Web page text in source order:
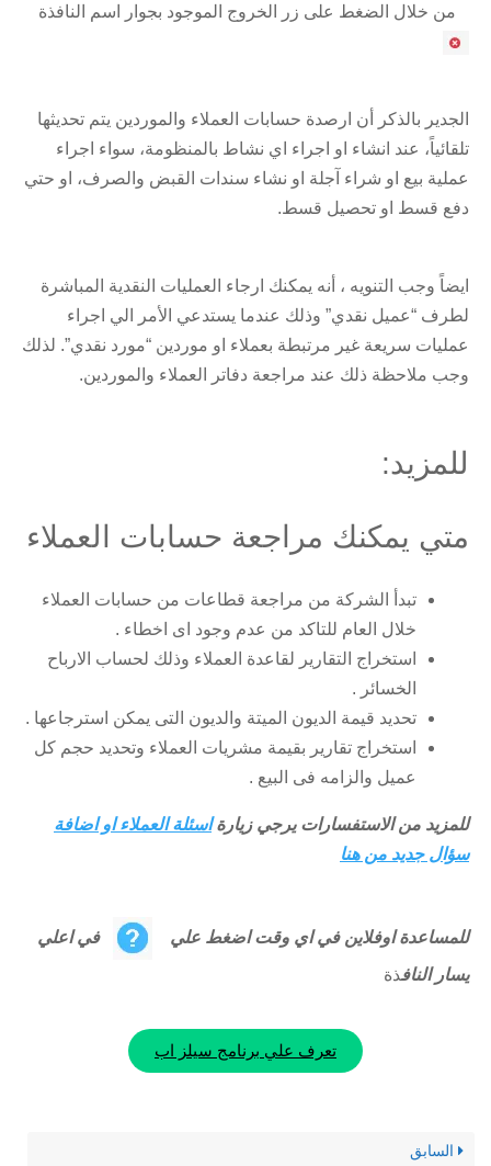
من خلال الضغط على زر الخروج الموجود بجوار اسم النافذة
الجدير بالذكر أن ارصدة حسابات العملاء والموردين يتم تحديثها
تلقائياً، عند انشاء او اجراء اي نشاط بالمنظومة، سواء اجراء
عملية بيع او شراء آجلة او نشاء سندات القبض والصرف، او حتي
دفع قسط او تحصيل قسط.
ايضاً وجب التنويه ، أنه يمكنك ارجاء العمليات النقدية المباشرة
لطرف “عميل نقدي” وذلك عندما يستدعي الأمر الي اجراء
عمليات سريعة غير مرتبطة بعملاء او موردين “مورد نقدي”. لذلك
وجب ملاحظة ذلك عند مراجعة دفاتر العملاء والموردين.
للمزيد:
متي يمكنك مراجعة حسابات العملاء
تبدأ الشركة من مراجعة قطاعات من حسابات العملاء
خلال العام للتاكد من عدم وجود اى اخطاء .
استخراج التقارير لقاعدة العملاء وذلك لحساب الارباح
الخسائر .
تحديد قيمة الديون الميتة والديون التى يمكن استرجاعها .
استخراج تقارير بقيمة مشريات العملاء وتحديد حجم كل
عميل والزامه فى البيع .
للمزيد من الاستفسارات يرجي زيارةاسئلة العملاء او اضافة
سؤال جديد من هنا
للمساعدة اوفلاين في اي وقت اضغط علي في اعلي
يسار النافذة
تعرف علي برنامج سيلز اب
السابق